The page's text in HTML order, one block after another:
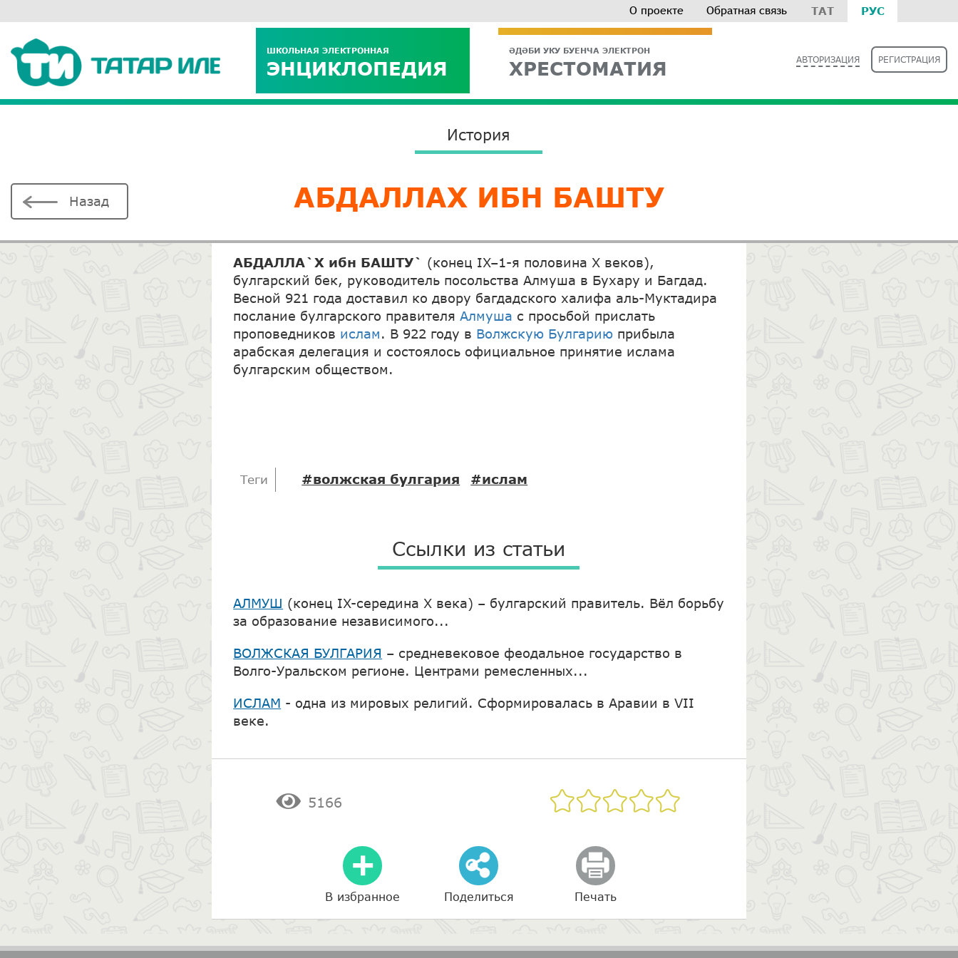
ТАТ РУС
О проекте Обратная связь
ШКОЛЬНАЯ ЭЛЕКТРОННАЯ
ЭНЦИКЛОПЕДИЯ
ӘДӘБИ УКУ БУЕНЧА ЭЛЕКТРОН
ХРЕСТОМАТИЯ АВТОРИЗАЦИЯ РЕГИСТРАЦИЯ
Назад
История
АБДАЛЛАХ ИБН БАШТУ
АБДАЛЛА`Х ибн БАШТУ` (конец IX–1-я половина X веков),
булгарский бек, руководитель посольства Алмуша в Бухару и Багдад.
Весной 921 года доставил ко двору багдадского халифа аль-Муктадира
послание булгарского правителяАлмуша с просьбой прислать
проповедников ислам. В 922 году в Волжскую Булгарию прибыла
арабская делегация и состоялось официальное принятие ислама
булгарским обществом.
Теги #волжская булгария #ислам
Ссылки из статьи
АЛМУШ (конец IX-середина X века) – булгарский правитель. Вёл борьбу
за образование независимого...
ВОЛЖСКАЯ БУЛГАРИЯ – средневековое феодальное государство в
Волго-Уральском регионе. Центрами ремесленных...
ИСЛАМ - одна из мировых религий. Сформировалась в Аравии в VII
веке.
5166
В избранное Поделиться Печать